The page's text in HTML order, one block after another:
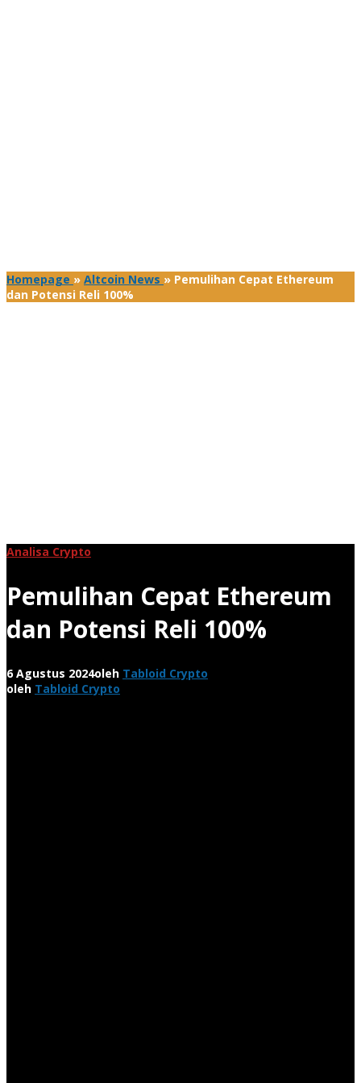
Homepage » Altcoin News » Pemulihan Cepat Ethereum
dan Potensi Reli 100%
Analisa Crypto
Pemulihan Cepat Ethereum
dan Potensi Reli 100%
6 Agustus 2024oleh Tabloid Crypto
oleh Tabloid Crypto